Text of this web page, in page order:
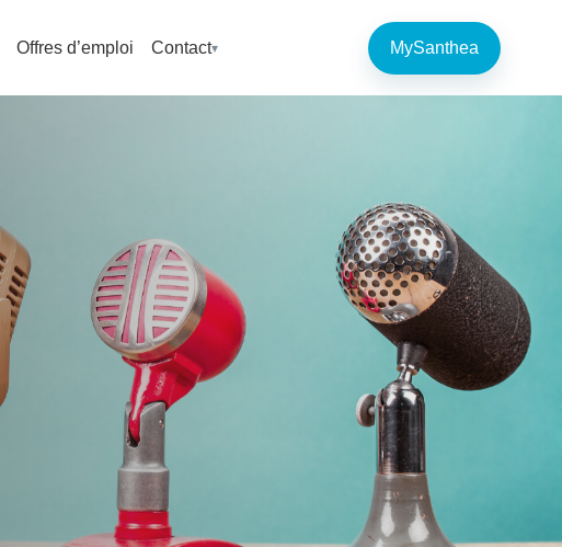
Offres d’emploi Contact MySanthea